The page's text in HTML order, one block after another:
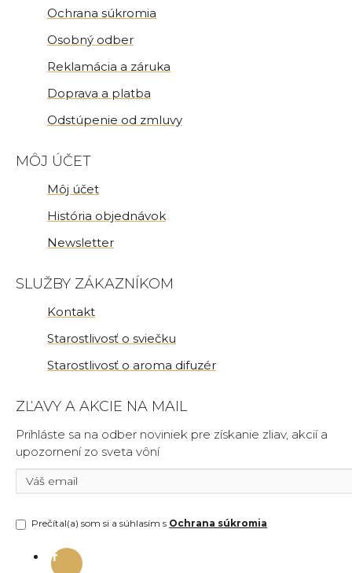
Ochrana súkromia
Osobný odber
Reklamácia a záruka
Doprava a platba
Odstúpenie od zmluvy
MÔJ ÚČET
Môj účet
História objednávok
Newsletter
SLUŽBY ZÁKAZNÍKOM
Kontakt
Starostlivosť o sviečku
Starostlivosť o aroma difuzér
ZĽAVY A AKCIE NA MAIL
Prihláste sa na odber noviniek pre získanie zliav, akcií a
upozornení zo sveta vôní
Prečítal(a) som si a súhlasím s Ochrana súkromia